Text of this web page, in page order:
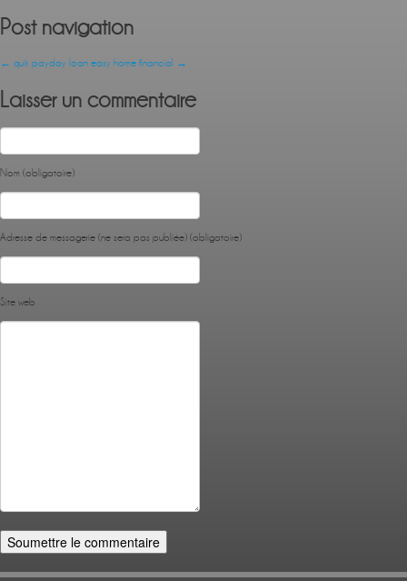
Post navigation
← quik payday loan easy home financial →
Laisser un commentaire
Nom (obligatoire)
Adresse de messagerie (ne sera pas publiée) (obligatoire)
Site web